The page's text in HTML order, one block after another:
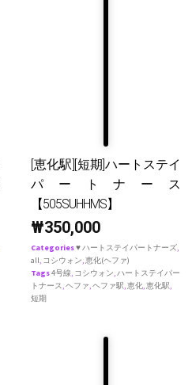
[恵化駅][短期]ハートステイ
パートナース
【505SUHHMS】
₩350,000
Categories♥ ハートステイパートナーズ,
all, コシウォン,恵化(ヘファ)
Tags4号線, コシウォン,ハートステイパー
トナース,ヘファ,ヘファ駅,恵化,恵化駅,
短期